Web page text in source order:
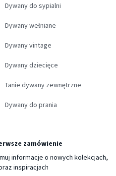
Dywany do sypialni
Dywany wełniane
Dywany vintage
Dywany dziecięce
Tanie dywany zewnętrzne
Dywany do prania
zamówienie
informacje o nowych kolekcjach,
inspiracjach